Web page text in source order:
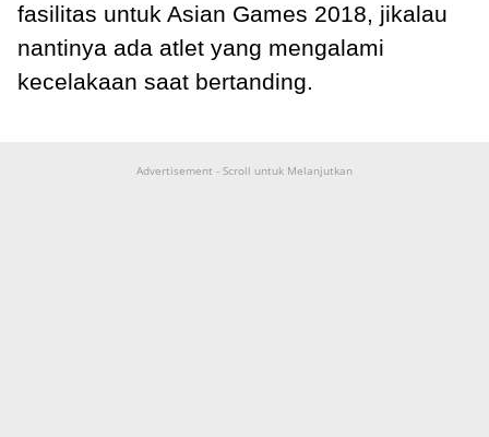
fasilitas untuk Asian Games 2018, jikalau
nantinya ada atlet yang mengalami
kecelakaan saat bertanding.
Advertisement - Scroll untuk Melanjutkan